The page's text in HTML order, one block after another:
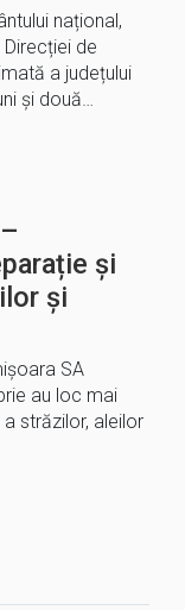
național,
de
a județului
și două…
și
și
SA
au loc mai
străzilor, aleilor